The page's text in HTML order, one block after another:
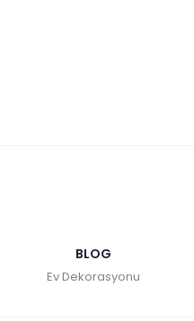
BLOG
Ev Dekorasyonu